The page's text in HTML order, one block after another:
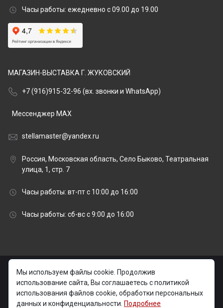
Часы работы: ежедневно с 09.00 до 19.00
МАГАЗИН-ВЫСТАВКА Г. ЖУКОВСКИЙ
+7 (916)915-32-96 (вх. звонки и WhatsApp)
Мессенджер MAX
stellamaster@yandex.ru
Россия, Московская область, Село Быково, Театральная
улица, 1, стр. 7
Часы работы: вт-пт с 10:00 до 16:00
Часы работы: сб-вс с 9:00 до 16:00
© 2026 stellamaster.ru | «Стелла Мастер» Гранитная
мастерская |
Изготовление и установка памятников на могилу в
Москве и Московской области
Мы используем файлы cookie. Продолжив
использование сайта, Вы соглашаетесь с политикой
использования файлов cookie, обработки персональных
данных и конфиденциальности. Подробнее